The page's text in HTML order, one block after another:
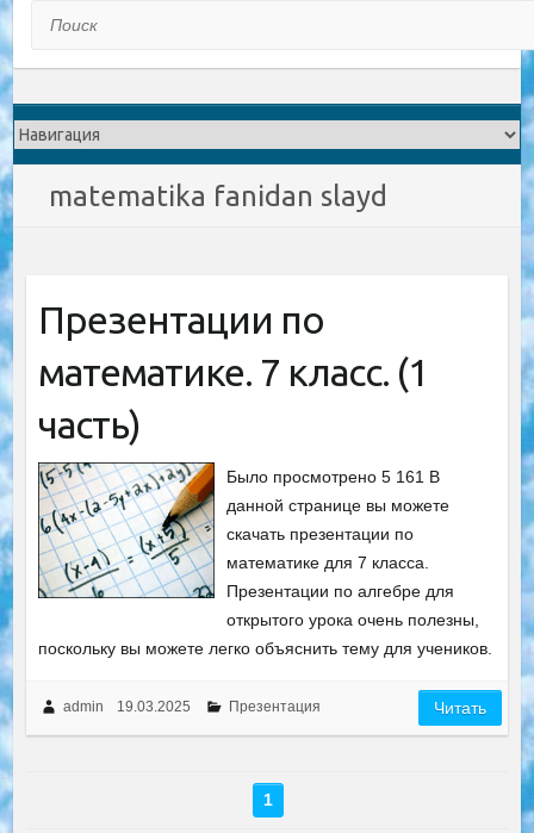
matematika fanidan slayd
Презентации по
математике. 7 класс. (1
часть)
Было просмотрено 5 161 В
данной странице вы можете
скачать презентации по
математике для 7 класса.
Презентации по алгебре для
открытого урока очень полезны,
поскольку вы можете легко объяснить тему для учеников.
admin 19.03.2025 Презентация Читать
1